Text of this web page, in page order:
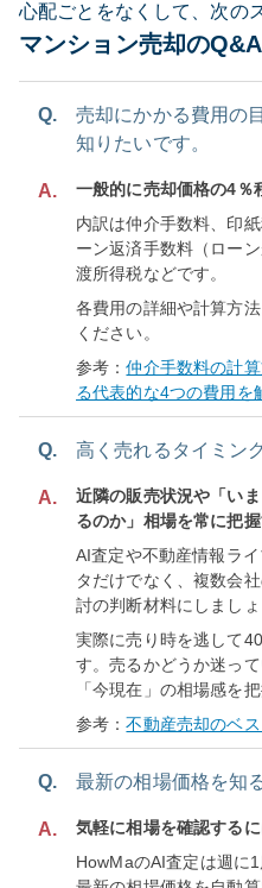
心配ごとをなくして、次の
マンション売却のQ&A
Q.
売却にかかる費用の
知りたいです。
A.
一般的に売却価格の4％
内訳は仲介手数料、印
ーン返済手数料（ロー
渡所得税などです。
各費用の詳細や計算方
ください。
参考：仲介手数料の計
る代表的な4つの費用を
Q. 高く売れるタイミン
A.
近隣の販売状況や「い
るのか」相場を常に把
AI査定や不動産情報ラ
タだけでなく、複数会
討の判断材料にしましょ
実際に売り時を逃して
す。売るかどうか迷っ
「今現在」の相場感を
参考：不動産売却のベ
Q. 最新の相場価格を知
A.
気軽に相場を確認する
HowMaのAI査定は週に